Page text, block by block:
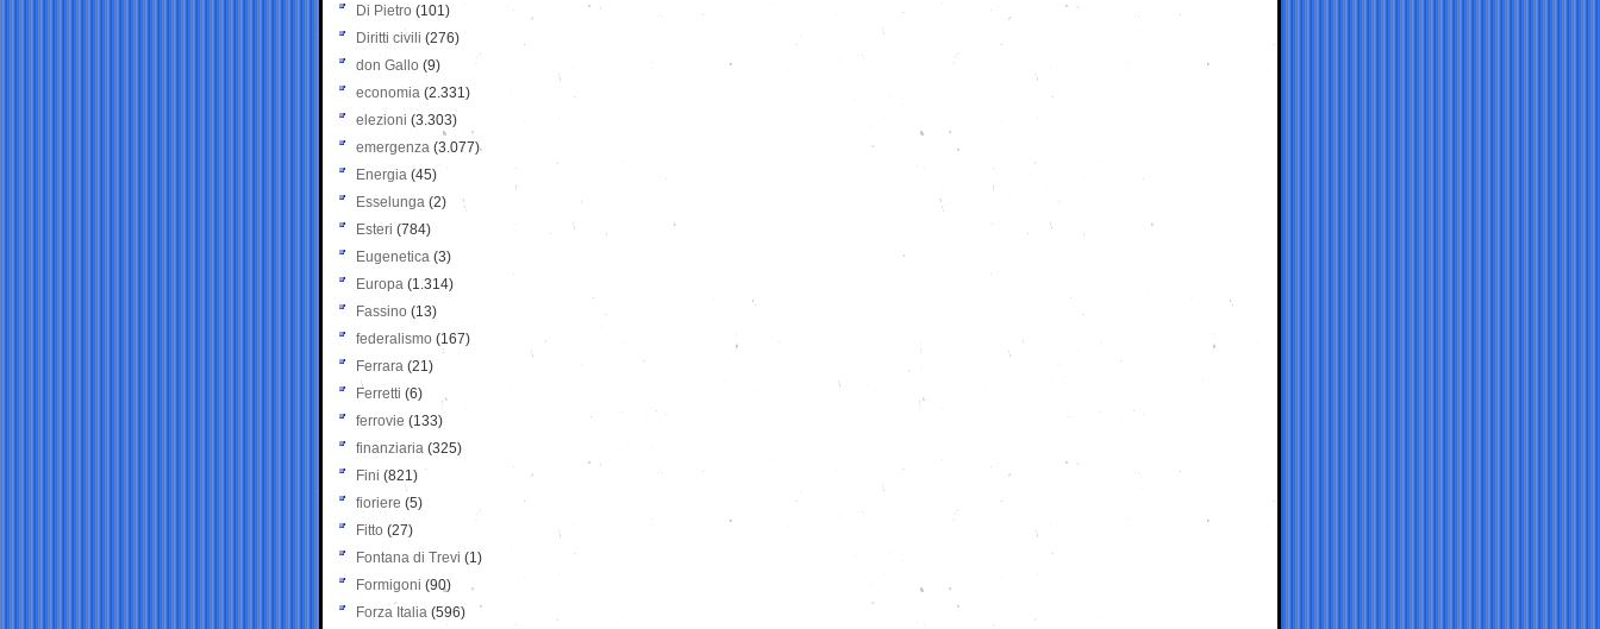
Di Pietro (101)
Diritti civili (276)
don Gallo (9)
economia (2.331)
elezioni (3.303)
emergenza (3.077)
Energia (45)
Esselunga (2)
Esteri (784)
Eugenetica (3)
Europa (1.314)
Fassino (13)
federalismo (167)
Ferrara (21)
Ferretti (6)
ferrovie (133)
finanziaria (325)
Fini (821)
fioriere (5)
Fitto (27)
Fontana di Trevi (1)
Formigoni (90)
Forza Italia (596)